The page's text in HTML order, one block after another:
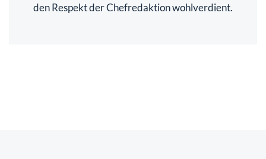
den Respekt der Chefredaktion wohlverdient.